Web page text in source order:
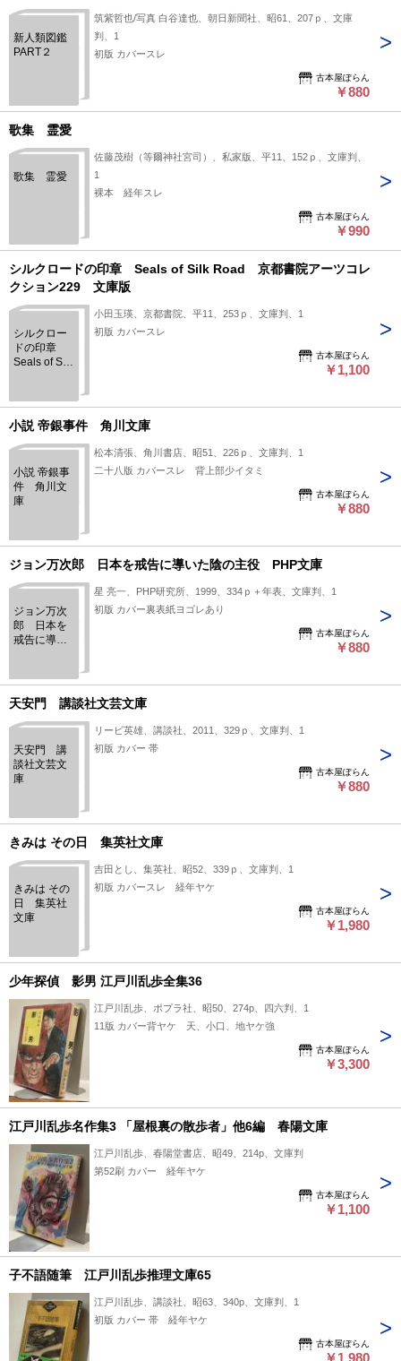
新人類図鑑
PART２
筑紫哲也/写真 白谷達也、朝日新聞社、昭61、207ｐ、文庫
判、1
初版 カバースレ
古本屋ぽらん
￥880
歌集 霊愛
歌集 霊愛
佐藤茂樹（等爾神社宮司）、私家版、平11、152ｐ、文庫判、
1
裸本 経年スレ
古本屋ぽらん
￥990
シルクロードの印章 Seals of Silk Road 京都書院アーツコレ
クション229 文庫版
シルクロー
ドの印章
Seals of Silk
コレクショ
ン229 文庫
版
小田玉瑛、京都書院、平11、253ｐ、文庫判、1
初版 カバースレ
古本屋ぽらん
￥1,100
小説 帝銀事件 角川文庫
小説 帝銀事
件 角川文
庫
松本清張、角川書店、昭51、226ｐ、文庫判、1
二十八版 カバースレ 背上部少イタミ
古本屋ぽらん
￥880
ジョン万次郎 日本を戒告に導いた陰の主役 PHP文庫
ジョン万次
郎 日本を
戒告に導い
庫
星 亮一、PHP研究所、1999、334ｐ＋年表、文庫判、1
初版 カバー裏表紙ヨゴレあり
古本屋ぽらん
￥880
天安門 講談社文芸文庫
天安門 講
談社文芸文
庫
リービ英雄、講談社、2011、329ｐ、文庫判、1
初版 カバー 帯
古本屋ぽらん
￥880
きみは その日 集英社文庫
きみは その
日 集英社
文庫
吉田とし、集英社、昭52、339ｐ、文庫判、1
初版 カバースレ 経年ヤケ
古本屋ぽらん
￥1,980
少年探偵 影男 江戸川乱歩全集36
江戸川乱歩、ポプラ社、昭50、274p、四六判、1
11版 カバー背ヤケ 天、小口、地ヤケ強
古本屋ぽらん
￥3,300
江戸川乱歩名作集3 「屋根裏の散歩者」他6編 春陽文庫
江戸川乱歩、春陽堂書店、昭49、214p、文庫判
第52刷 カバー 経年ヤケ
古本屋ぽらん
￥1,100
子不語随筆 江戸川乱歩推理文庫65
江戸川乱歩、講談社、昭63、340p、文庫判、1
初版 カバー 帯 経年ヤケ
古本屋ぽらん